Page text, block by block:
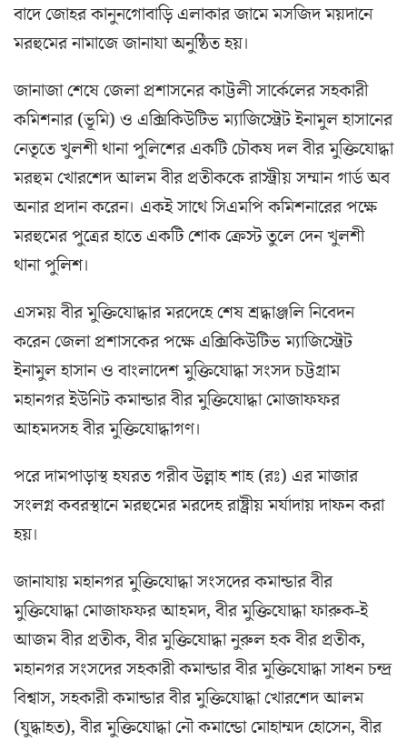
বাদে জোহর কানুনগোবাড়ি এলাকার জামে মসজিদ ময়দানে
মরহুমের নামাজে জানাযা অনুষ্ঠিত হয়।
জানাজা শেষে জেলা প্রশাসনের কাট্টলী সার্কেলের সহকারী
কমিশনার (ভূমি) ও এক্সিকিউটিভ ম্যাজিস্ট্রেট ইনামুল হাসানের
নেতৃতে খুলশী থানা পুলিশের একটি চৌকষ দল বীর মুক্তিযোদ্ধা
মরহুম খোরশেদ আলম বীর প্রতীককে রাস্ট্রীয় সম্মান গার্ড অব
অনার প্রদান করেন। একই সাথে সিএমপি কমিশনারের পক্ষে
মরহুমের পুত্রের হাতে একটি শোক ক্রেস্ট তুলে দেন খুলশী
থানা পুলিশ।
এসময় বীর মুক্তিযোদ্ধার মরদেহে শেষ শ্রদ্ধাঞ্জলি নিবেদন
করেন জেলা প্রশাসকের পক্ষে এক্সিকিউটিভ ম্যাজিস্ট্রেট
ইনামুল হাসান ও বাংলাদেশ মুক্তিযোদ্ধা সংসদ চট্টগ্রাম
মহানগর ইউনিট কমান্ডার বীর মুক্তিযোদ্ধা মোজাফফর
আহমদসহ বীর মুক্তিযোদ্ধাগণ।
পরে দামপাড়াস্থ হযরত গরীব উল্লাহ শাহ (রঃ) এর মাজার
সংলগ্ন কবরস্থানে মরহুমের মরদেহ রাষ্ট্রীয় মর্যাদায় দাফন করা
হয়।
জানাযায় মহানগর মুক্তিযোদ্ধা সংসদের কমান্ডার বীর
মুক্তিযোদ্ধা মোজাফফর আহমদ, বীর মুক্তিযোদ্ধা ফারুক-ই
আজম বীর প্রতীক, বীর মুক্তিযোদ্ধা নুরুল হক বীর প্রতীক,
মহানগর সংসদের সহকারী কমান্ডার বীর মুক্তিযোদ্ধা সাধন চন্দ্র
বিশ্বাস, সহকারী কমান্ডার বীর মুক্তিযোদ্ধা খোরশেদ আলম
(যুদ্ধাহত), বীর মুক্তিযোদ্ধা নৌ কমান্ডো মোহাম্মদ হোসেন, বীর